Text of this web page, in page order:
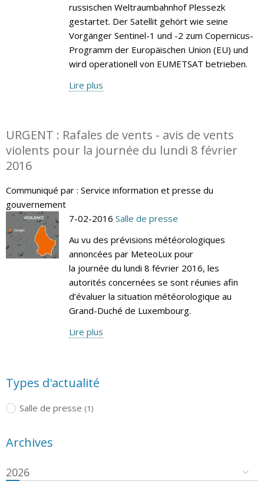
russischen Weltraumbahnhof Plessezk
gestartet. Der Satellit gehört wie seine
Vorgänger Sentinel-1 und -2 zum Copernicus-
Programm der Europäischen Union (EU) und
wird operationell von EUMETSAT betrieben.
Lire plus
URGENT : Rafales de vents - avis de vents
violents pour la journée du lundi 8 février
2016
Communiqué par : Service information et presse du
gouvernement
7-02-2016 Salle de presse
Au vu des prévisions météorologiques
annoncées par MeteoLux pour
la journée du lundi 8 février 2016, les
autorités concernées se sont réunies afin
d’évaluer la situation météorologique au
Grand-Duché de Luxembourg.
Lire plus
Types d'actualité
Salle de presse (1)
Archives
2026